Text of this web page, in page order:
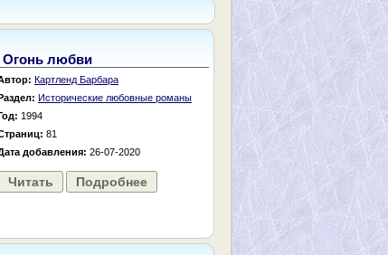
Огонь любви
Картленд Барбара
Исторические любовные романы
1994
81
добавления: 26-07-2020
Читать Подробнее